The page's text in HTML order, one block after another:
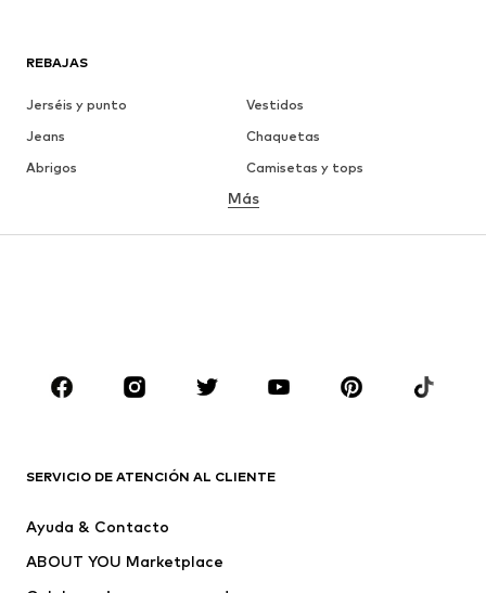
REBAJAS
Jerséis y punto
Vestidos
Jeans
Chaquetas
Abrigos
Camisetas y tops
Ropa interior
Faldas
Blusas y camisas
Zapatos
Deporte
Vestidos
Camisetas y tops
Más
SERVICIO DE ATENCIÓN AL CLIENTE
Ayuda & Contacto
ABOUT YOU Marketplace